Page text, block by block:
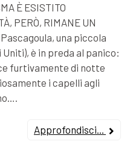
È ESISTITO
PERÒ, RIMANE UN
Pascagoula, una piccola
è in preda al panico:
furtivamente di notte
i capelli agli
Approfondisci...